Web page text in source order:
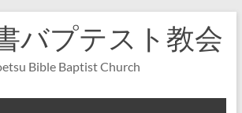
バプテスト教会
Bible Baptist Church